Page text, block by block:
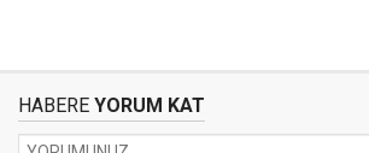
HABERE YORUM KAT